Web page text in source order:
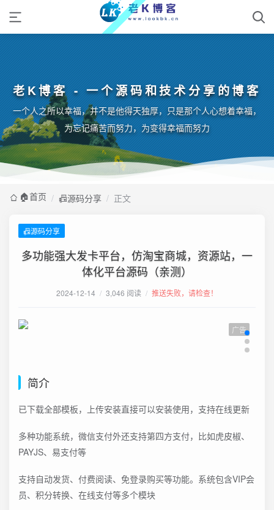
老K博客 - 一个源码和技术分享的博客
一个人之所以幸福，并不是他得天独厚，只是那个人心想着幸福，
为忘记痛苦而努力，为变得幸福而努力
🏠️首页 / 📠源码分享 / 正文
📠源码分享
多功能强大发卡平台，仿淘宝商城，资源站，一
体化平台源码（亲测）
2024-12-14 / 3,046 阅读 / 推送失败，请检查！
广告
简介
已下载全部模板，上传安装直接可以安装使用，支持在线更新
多种功能系统，微信支付外还支持第四方支付，比如虎皮椒、
PAYJS、易支付等
支持自动发货、付费阅读、免登录购买等功能。系统包含VIP会
员、积分转换、在线支付等多个模块